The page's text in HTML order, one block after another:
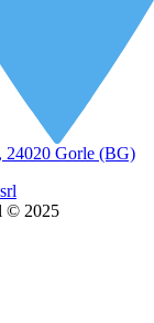
24020 Gorle (BG)
© 2025